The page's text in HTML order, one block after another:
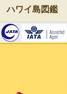
ハワイ島図鑑